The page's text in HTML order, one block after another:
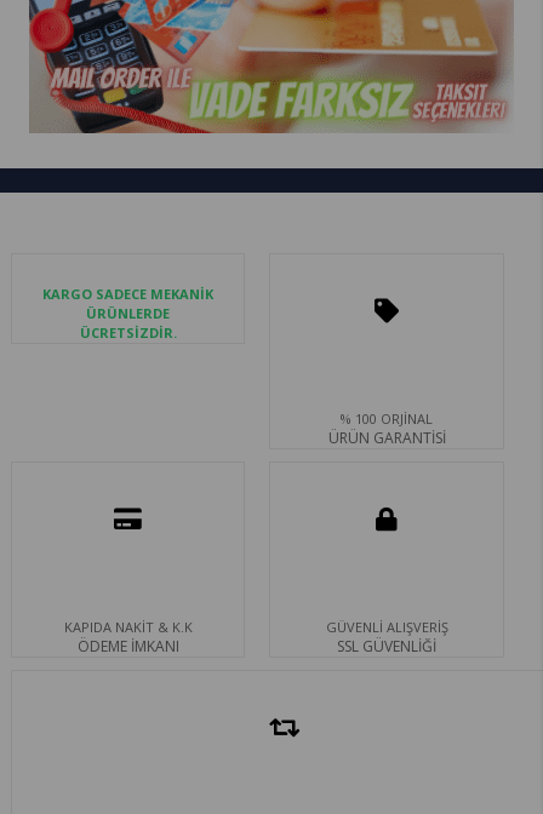
KARGO SADECE MEKANİK
ÜRÜNLERDE
ÜCRETSİZDİR.
% 100 ORJİNAL
ÜRÜN GARANTİSİ
KAPIDA NAKİT & K.K
ÖDEME İMKANI
GÜVENLİ ALIŞVERİŞ
SSL GÜVENLİĞİ